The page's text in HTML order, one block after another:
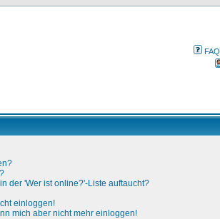
FAQ
der 'Wer ist online?'-Liste auftaucht?
einloggen!
mich aber nicht mehr einloggen!